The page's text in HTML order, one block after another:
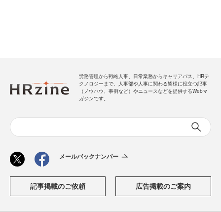
労務管理から戦略人事、日常業務からキャリアパス、HRテ
クノロジーまで、人事部や人事に関わる皆様に役立つ記事
（ノウハウ、事例など）やニュースなどを提供するWebマ
ガジンです。
メールバックナンバー
記事掲載のご依頼 広告掲載のご案内